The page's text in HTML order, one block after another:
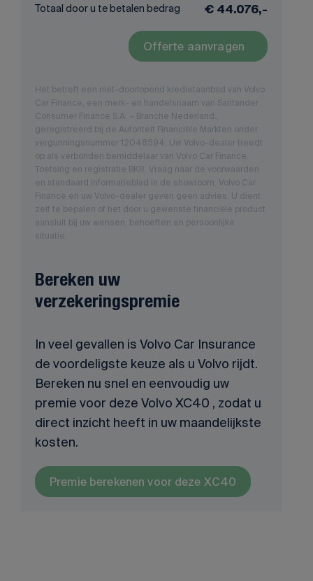
Totaal door u te betalen bedrag € 44.076,-
Offerte aanvragen
Het betreft een niet-doorlopend kredietaanbod van Volvo
Car Finance, een merk- en handelsnaam van Santander
Consumer Finance S.A. – Branche Nederland.,
geregistreerd bij de Autoriteit Financiële Markten onder
vergunningsnummer 12048594. Uw Volvo-dealer treedt
op als verbonden bemiddelaar van Volvo Car Finance.
Toetsing en registratie BKR. Vraag naar de voorwaarden
en standaard informatieblad in de showroom. Volvo Car
Finance en uw Volvo-dealer geven geen advies. U dient
zelf te bepalen of het door u gewenste financiële product
aansluit bij uw wensen, behoeften en persoonlijke
situatie.
Bereken uw
verzekeringspremie
In veel gevallen is Volvo Car Insurance
de voordeligste keuze als u Volvo rijdt.
Bereken nu snel en eenvoudig uw
premie voor deze Volvo XC40 , zodat u
direct inzicht heeft in uw maandelijkste
kosten.
Premie berekenen voor deze XC40